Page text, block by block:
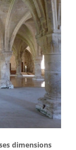
dimensions